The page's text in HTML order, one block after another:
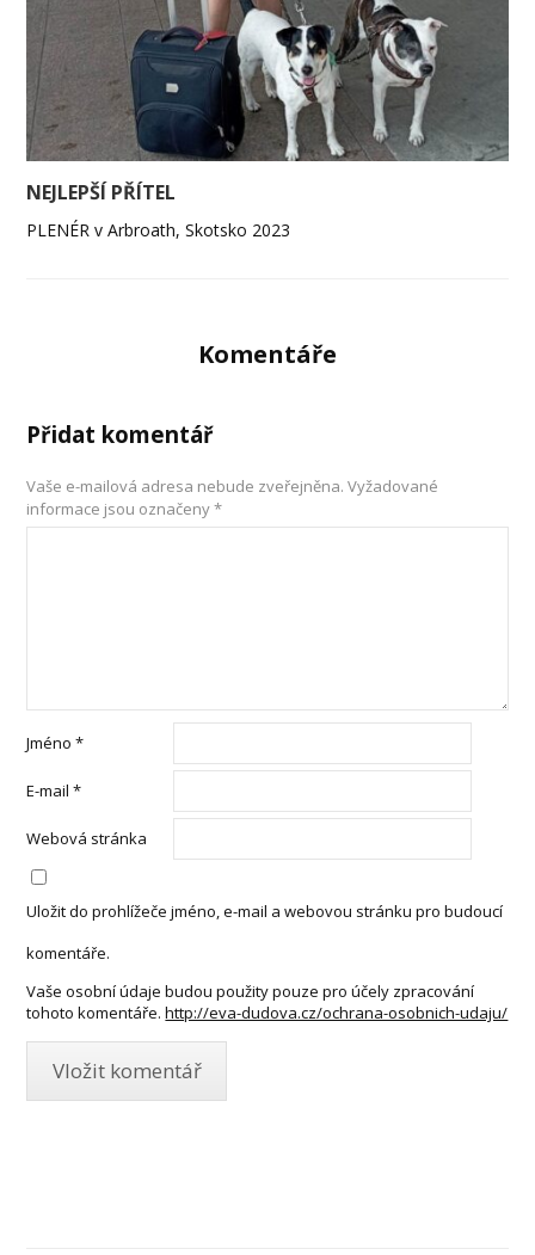
NEJLEPŠÍ PŘÍTEL
PLENÉR v Arbroath, Skotsko 2023
Komentáře
Přidat komentář
Vaše e-mailová adresa nebude zveřejněna. Vyžadované
informace jsou označeny*
Jméno*
E-mail*
Webová stránka
Uložit do prohlížeče jméno, e-mail a webovou stránku pro budoucí
komentáře.
Vaše osobní údaje budou použity pouze pro účely zpracování
tohoto komentáře. http://eva-dudova.cz/ochrana-osobnich-udaju/